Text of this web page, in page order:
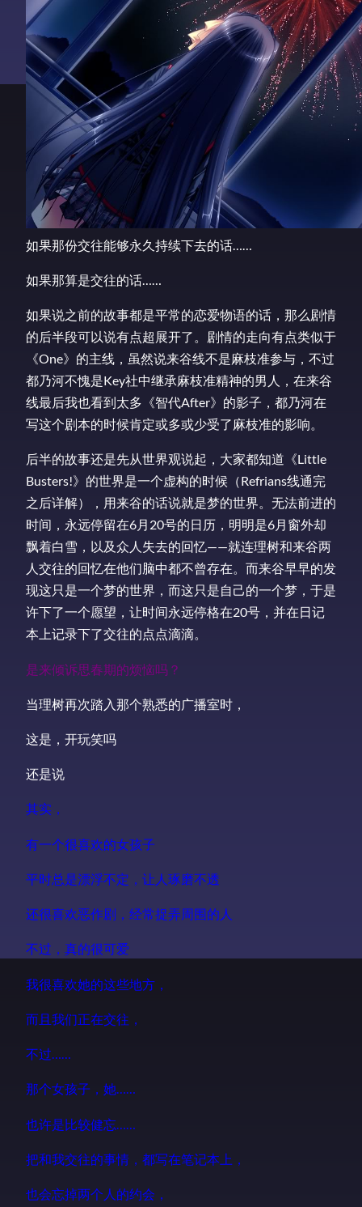
如果那份交往能够永久持续下去的话……
如果那算是交往的话……
如果说之前的故事都是平常的恋爱物语的话，那么剧情
的后半段可以说有点超展开了。剧情的走向有点类似于
《One》的主线，虽然说来谷线不是麻枝准参与，不过
都乃河不愧是Key社中继承麻枝准精神的男人，在来谷
线最后我也看到太多《智代After》的影子，都乃河在
写这个剧本的时候肯定或多或少受了麻枝准的影响。
后半的故事还是先从世界观说起，大家都知道《Little
Busters!》的世界是一个虚构的时候（Refrians线通完
之后详解），用来谷的话说就是梦的世界。无法前进的
时间，永远停留在6月20号的日历，明明是6月窗外却
飘着白雪，以及众人失去的回忆——就连理树和来谷两
人交往的回忆在他们脑中都不曾存在。而来谷早早的发
现这只是一个梦的世界，而这只是自己的一个梦，于是
许下了一个愿望，让时间永远停格在20号，并在日记
本上记录下了交往的点点滴滴。
是来倾诉思春期的烦恼吗？
当理树再次踏入那个熟悉的广播室时，
这是，开玩笑吗
还是说
其实，
有一个很喜欢的女孩子
平时总是漂浮不定，让人琢磨不透
还很喜欢恶作剧，经常捉弄周围的人
不过，真的很可爱
我很喜欢她的这些地方，
而且我们正在交往，
不过……
那个女孩子，她……
也许是比较健忘……
把和我交往的事情，都写在笔记本上，
也会忘掉两个人的约会，